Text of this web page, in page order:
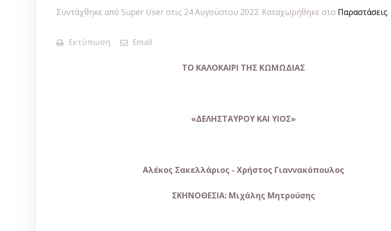
Συντάχθηκε από Super User στις 24 Αυγούστου 2022. Καταχωρήθηκε στο Παραστάσεις.
Εκτύπωση Email
ΤΟ ΚΑΛΟΚΑΙΡΙ ΤΗΣ ΚΩΜΩΔΙΑΣ
«ΔΕΛΗΣΤΑΥΡΟΥ ΚΑΙ ΥΙΟΣ»
Αλέκος Σακελλάριος - Χρήστος Γιαννακόπουλος
ΣΚΗΝΟΘΕΣΙΑ: Μιχάλης Μητρούσης